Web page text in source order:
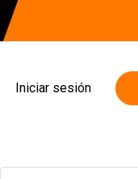
Iniciar sesión